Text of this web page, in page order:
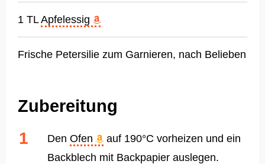
1 TLApfelessig
Frische Petersilie zum Garnieren, nach Belieben
Zubereitung
Den Ofen
auf 190°C vorheizen und ein
Backblech mit Backpapier auslegen.